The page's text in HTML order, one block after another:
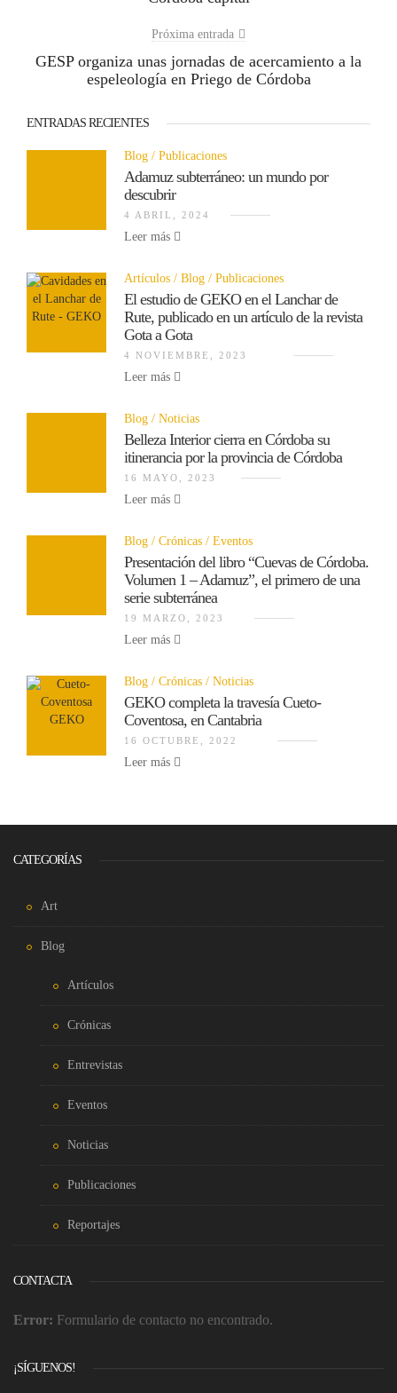
Próxima entrada
GESP organiza unas jornadas de acercamiento a la
espeleología en Priego de Córdoba
ENTRADAS RECIENTES
Blog Publicaciones
Adamuz subterráneo: un mundo por
descubrir
4 ABRIL, 2024
Leer más
Artículos Blog Publicaciones
El estudio de GEKO en el Lanchar de
Rute, publicado en un artículo de la revista
Gota a Gota
4 NOVIEMBRE, 2023
Leer más
Blog Noticias
Belleza Interior cierra en Córdoba su
itinerancia por la provincia de Córdoba
16 MAYO, 2023
Leer más
Blog Crónicas Eventos
Presentación del libro “Cuevas de Córdoba.
Volumen 1 – Adamuz”, el primero de una
serie subterránea
19 MARZO, 2023
Leer más
Blog Crónicas Noticias
GEKO completa la travesía Cueto-
Coventosa, en Cantabria
16 OCTUBRE, 2022
Leer más
CATEGORÍAS
Art
Blog
Artículos
Crónicas
Entrevistas
Eventos
Noticias
Publicaciones
Reportajes
CONTACTA
Error: Formulario de contacto no encontrado.
¡SÍGUENOS!